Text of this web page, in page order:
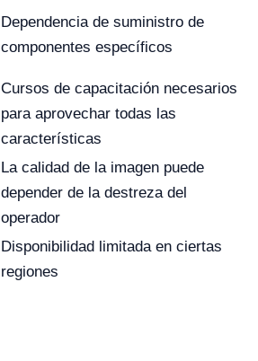
Dependencia de suministro de
componentes específicos
Cursos de capacitación necesarios
para aprovechar todas las
características
La calidad de la imagen puede
depender de la destreza del
operador
Disponibilidad limitada en ciertas
regiones